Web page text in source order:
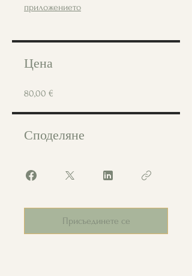
приложението
Цена
80,00 €
Споделяне
Присъединете се